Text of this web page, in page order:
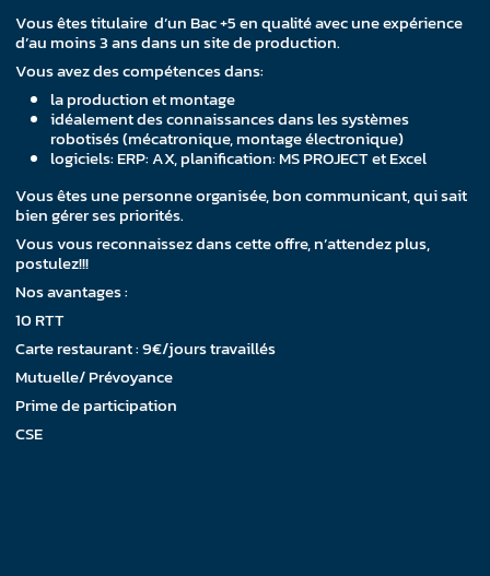
Vous êtes titulaire d’un Bac +5 en qualité avec une expérience
d’au moins 3 ans dans un site de production.
Vous avez des compétences dans:
la production et montage
idéalement des connaissances dans les systèmes
robotisés (mécatronique, montage électronique)
logiciels: ERP: AX, planification: MS PROJECT et Excel
Vous êtes une personne organisée, bon communicant, qui sait
bien gérer ses priorités.
Vous vous reconnaissez dans cette offre, n’attendez plus,
postulez!!!
Nos avantages :
10 RTT
Carte restaurant : 9€/jours travaillés
Mutuelle/ Prévoyance
Prime de participation
CSE